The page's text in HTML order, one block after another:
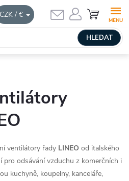
CZK / €
HLEDAT
NÁKUPNÍ
KOŠÍK
ventilátory řady LINEO od italského
pro odsávání vzduchu z komerčních i
kuchyně, koupelny, kanceláře,